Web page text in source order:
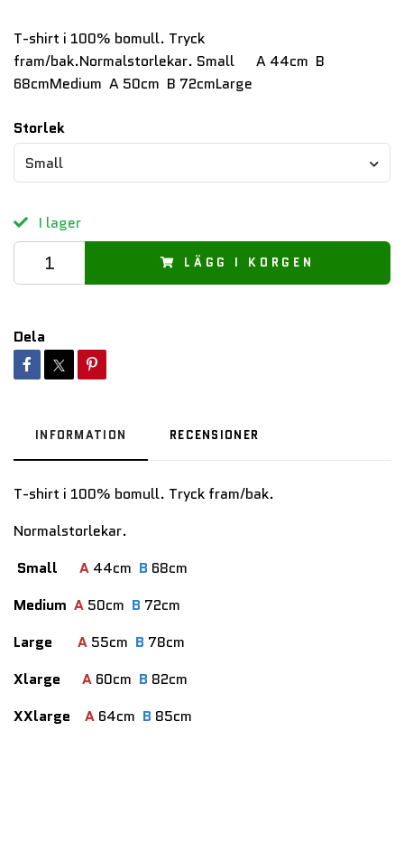
T-shirt i 100% bomull. Tryck
fram/bak.Normalstorlekar. Small A 44cm B
68cmMedium A 50cm B 72cmLarge
Storlek
Small
I lager
LÄGG I KORGEN
Dela
INFORMATION RECENSIONER
T-shirt i 100% bomull. Tryck fram/bak.
Normalstorlekar.
Small
A 44cm B 68cm
Medium A 50cm B 72cm
Large
A 55cm B 78cm
Xlarge
A 60cm B 82cm
XXlarge
A 64cm B 85cm